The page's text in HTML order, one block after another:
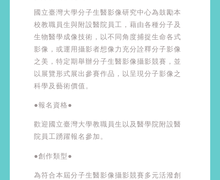
國立臺灣大學分子生醫影像研究中心為鼓勵本
校教職員生與附設醫院員工，藉由各種分子及
生物醫學成像技術，以不同角度捕捉生命各式
影像，或運用攝影者想像力充分詮釋分子影像
之美，特定期舉辦分子生醫影像攝影競賽，並
以展覽形式展出參賽作品，以呈現分子影像之
科學及藝術價值。
●報名資格●
歡迎國立臺灣大學教職員生以及醫學院附設醫
院員工踴躍報名參加。
●創作類型●
為符合本屆分子生醫影像攝影競賽多元活潑創